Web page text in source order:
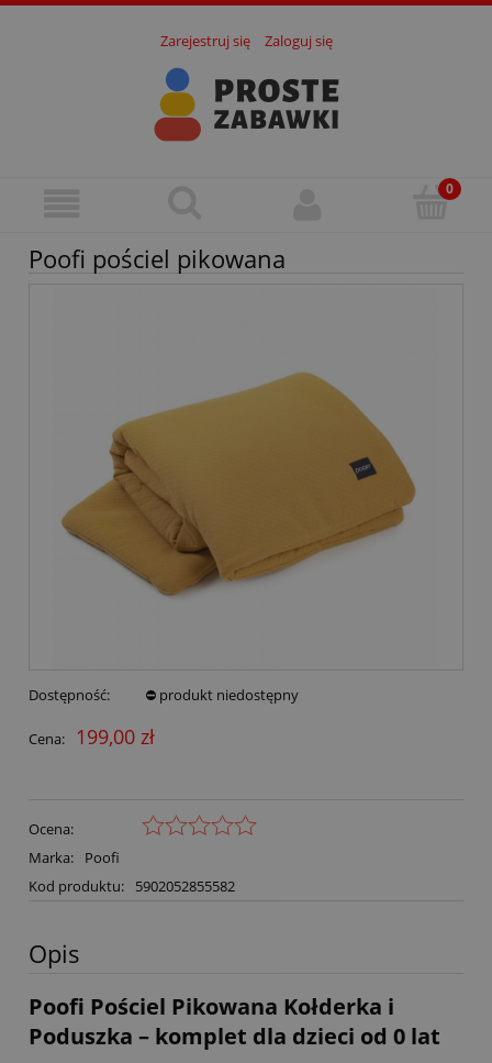
Zarejestruj się Zaloguj się
Poofi pościel pikowana
Dostępność: ⛔ produkt niedostępny
Cena: 199,00 zł
Ocena:
Marka:
Poofi
Kod produktu:
5902052855582
Opis
Poofi Pościel Pikowana Kołderka i
Poduszka – komplet dla dzieci od 0 lat